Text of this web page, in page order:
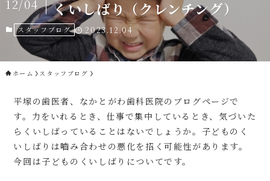
くいしばり（クレンチング）
12/04
スタッフブログ 2023.12.04
ホーム スタッフブログ
平塚の歯医者、なかとがわ歯科医院のブログページで
す。力をいれるとき、仕事で集中しているとき、気づいた
らくいしばっていることはないでしょうか。子どものく
いしばりは嚙み合わせの悪化を招く可能性があります。
今回は子どものくいしばりについてです。